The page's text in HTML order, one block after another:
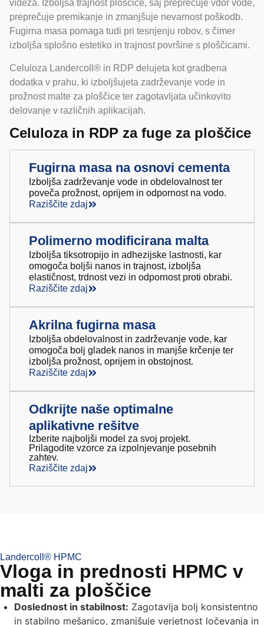
videza. Izboljša trajnost ploščice, saj preprečuje vdor vode,
preprečuje premikanje in zmanjšuje nevarnost poškodb.
Fugirna masa pomaga tudi pri tesnjenju robov, s čimer
izboljša splošno estetiko in trajnost površine s ploščicami.
Celuloza Landercoll® in RDP delujeta kot gradbena
dodatka v prahu, ki izboljšujeta zadrževanje vode in
prožnost malte za ploščice ter zagotavljata učinkovito
delovanje v različnih aplikacijah.
Celuloza in RDP za fuge za ploščice
Fugirna masa na osnovi cementa
Izboljša zadrževanje vode in obdelovalnost ter
poveča prožnost, oprijem in odpornost na vodo.
Raziščite zdaj
Polimerno modificirana malta
Izboljša tiksotropijo in adhezijske lastnosti, kar
omogoča boljši nanos in trajnost, izboljša
elastičnost, trdnost vezi in odpornost proti obrabi.
Raziščite zdaj
Akrilna fugirna masa
Izboljša obdelovalnost in zadrževanje vode, kar
omogoča bolj gladek nanos in manjše krčenje ter
izboljša prožnost, oprijem in obstojnost.
Raziščite zdaj
Odkrijte naše optimalne
aplikativne rešitve
Izberite najboljši model za svoj projekt.
Prilagodite vzorce za izpolnjevanje posebnih
zahtev.
Raziščite zdaj
Landercoll® HPMC
Vloga in prednosti HPMC v
malti za ploščice
Doslednost in stabilnost: Zagotavlja bolj konsistentno
in stabilno mešanico, zmanjšuje verjetnost ločevanja in